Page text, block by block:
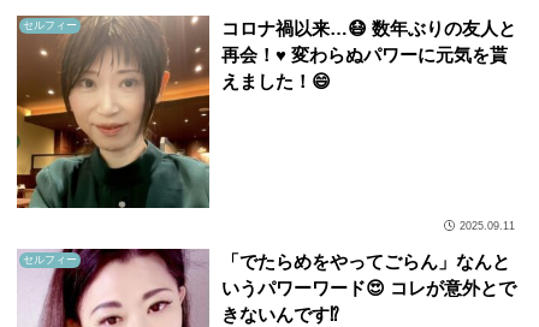
セルフィー
コロナ禍以来…😷 数年ぶりの友人と
再会！♥️ 変わらぬパワーに元気を貰
えました！😄
2025.09.11
セルフィー
「でたらめをやってごらん」なんと
いうパワーワード😍 コレが意外とで
きないんです⁉️